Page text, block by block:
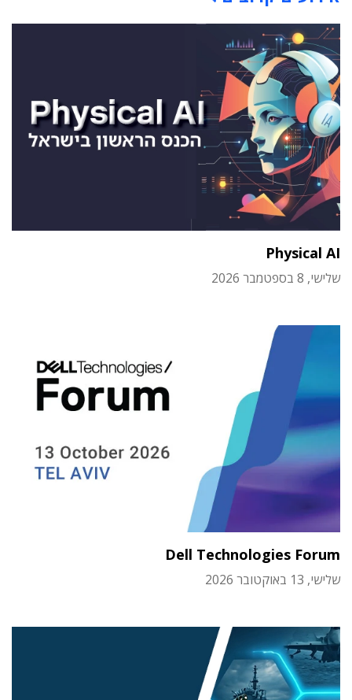
Physical AI
שלישי, 8 בספטמבר 2026
Dell Technologies Forum
שלישי, 13 באוקטובר 2026